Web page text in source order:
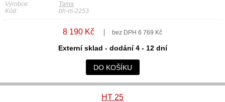
Výrobce:
Tama
Kód:
bh-m-2253
8 190 Kč bez DPH 6 769 Kč
Externí sklad - dodání 4 - 12 dní
DO KOŠÍKU
HT 25